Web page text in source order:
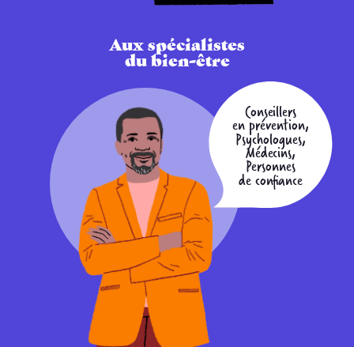
Aux spécialistes
du bien-être
Conseillers
en prévention,
Psychologues,
Médecins,
Personnes
de confiance